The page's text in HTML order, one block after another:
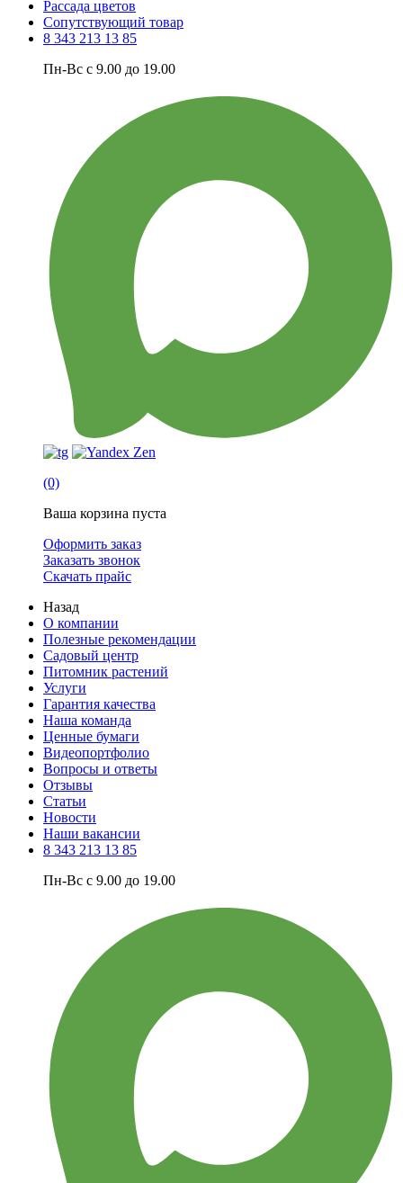
Рассада цветов
Сопутствующий товар
8 343 213 13 85
Пн-Вс с 9.00 до 19.00
(0)
Ваша корзина пуста
Оформить заказ
Заказать звонок
Скачать прайс
Назад
О компании
Полезные рекомендации
Садовый центр
Питомник растений
Услуги
Гарантия качества
Наша команда
Ценные бумаги
Видеопортфолио
Вопросы и ответы
Отзывы
Статьи
Новости
Наши вакансии
8 343 213 13 85
Пн-Вс с 9.00 до 19.00